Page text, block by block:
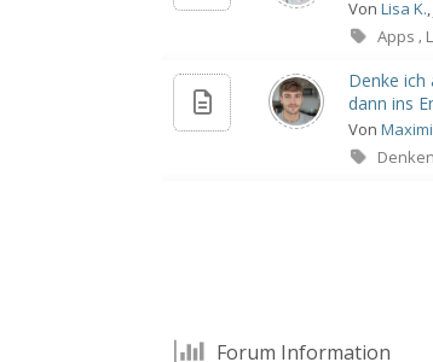
Von Lisa K.
Apps,
Denke ich
dann ins
Von
Forum Information